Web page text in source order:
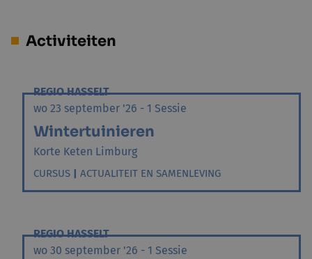
Activiteiten
REGIO HASSELT
wo 23 september '26 - 1 Sessie
Wintertuinieren
Korte Keten Limburg
CURSUS | ACTUALITEIT EN SAMENLEVING
REGIO HASSELT
wo 30 september '26 - 1 Sessie